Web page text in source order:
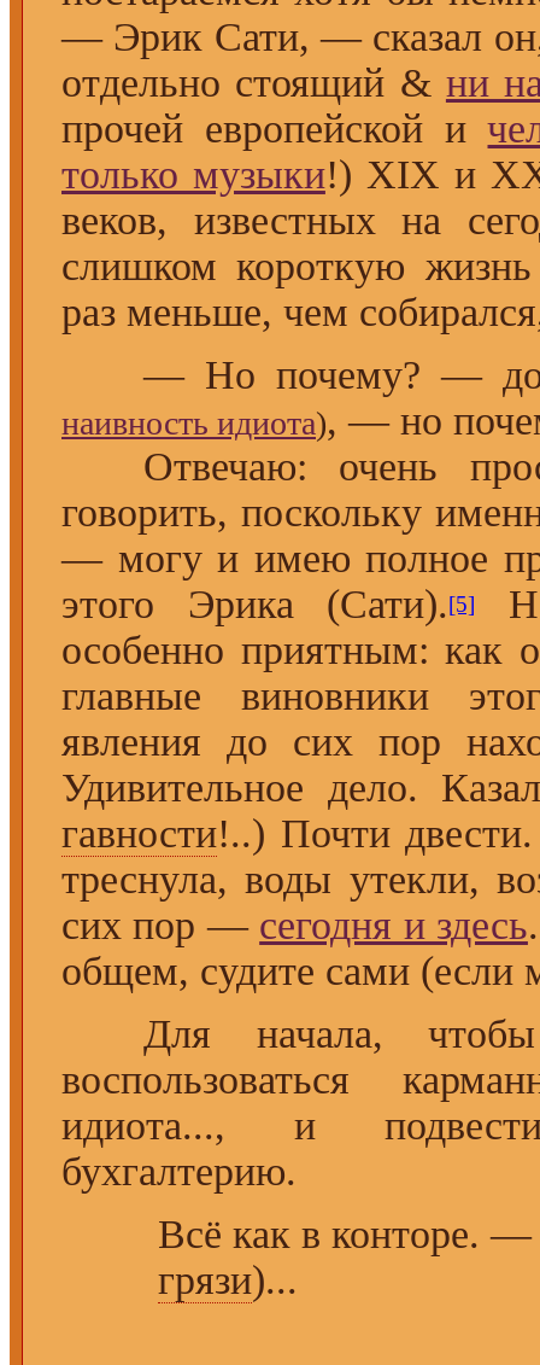
— Эрик Сати, — сказал
отдельно стоящий & ни
прочей европейской и
только музыки!) XIX и
веков, известных на
слишком короткую
раз меньше, чем
— Но почему? —
наивность идиота), — но
Отвечаю: очень
говорить, поскольку
— могу и имею полное
этого Эрика (Сати).[5]
особенно приятным: как
главные виновники
явления до сих пор
Удивительное дело.
гавности!..) Почти
треснула, воды утекли,
сих пор — сегодня и здесь
общем, судите сами (если
Для начала, чтобы
воспользоваться
идиота..., и
бухгалтерию.
Всё как в конторе.
грязи)...